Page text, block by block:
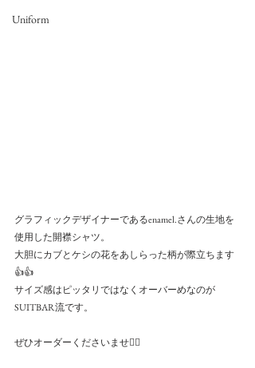
Uniform
グラフィックデザイナーであるenamel.さんの生地を
使用した開襟シャツ。
大胆にカブとケシの花をあしらった柄が際立ちます
👍👍
サイズ感はピッタリではなくオーバーめなのが
SUITBAR流です。
ぜひオーダーくださいませ🙇‍♀️